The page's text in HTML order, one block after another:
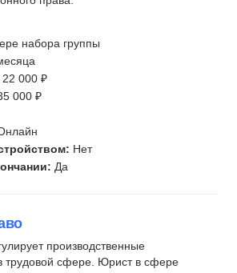
деятельность
набора группы
22 000 ₽
000 ₽
Нет
Да
производственные
трудовой сфере. Юрист в сфере